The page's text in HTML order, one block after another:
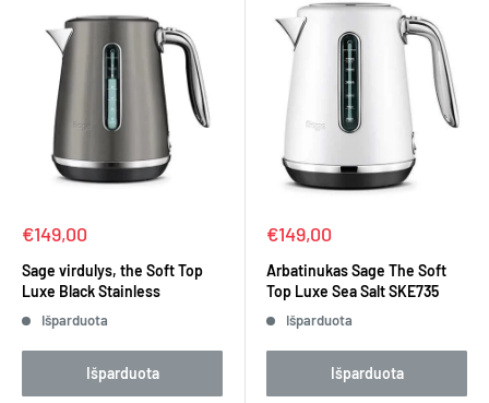
Porcelianinius ir stiklinius arbatinukus, taip pat arbatinuką su
sieteliu rasite skyriujearbatos reikmenys
Kaina
€149,00
Sage virdulys, the Soft Top
Luxe Black Stainless
Išparduota
Išparduota
Kaina
€149,00
Arbatinukas Sage The Soft
Top Luxe Sea Salt SKE735
Išparduota
Išparduota